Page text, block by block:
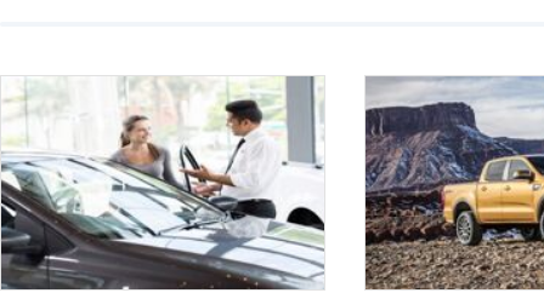
Websosanh đi tìm
viết dưới đây nhé!